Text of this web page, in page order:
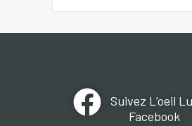
Suivez L’oeil
Facebook